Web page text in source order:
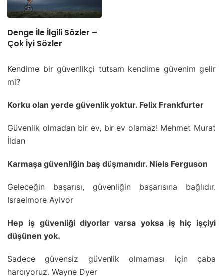
Denge İle İlgili Sözler –
Çok İyi Sözler
Kendime bir güvenlikçi tutsam kendime güvenim gelir
mi?
Korku olan yerde güvenlik yoktur. Felix Frankfurter
Güvenlik olmadan bir ev, bir ev olamaz! Mehmet Murat
İldan
Karmaşa güvenliğin baş düşmanıdır. Niels Ferguson
Geleceğin başarısı, güvenliğin başarısına bağlıdır.
Israelmore Ayivor
Hep iş güvenliği diyorlar varsa yoksa iş hiç işçiyi
düşünen yok.
Sadece güvensiz güvenlik olmaması için çaba
harcıyoruz. Wayne Dyer